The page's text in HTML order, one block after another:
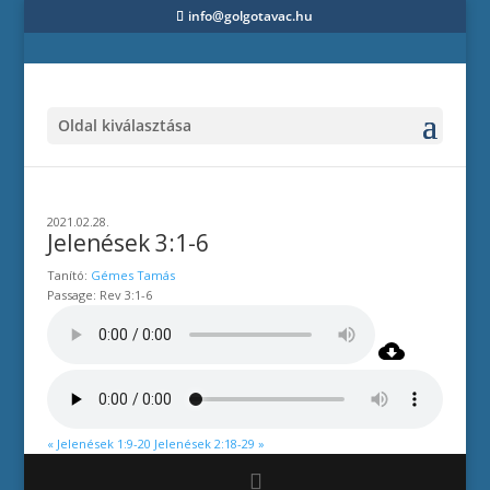
info@golgotavac.hu
Oldal kiválasztása
2021.02.28.
Jelenések 3:1-6
Tanító: Gémes Tamás
Passage: Rev 3:1-6
« Jelenések 1:9-20 Jelenések 2:18-29 »